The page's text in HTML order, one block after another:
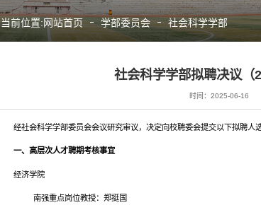
当前位置:网站首页 学部委员会 社会科学学部
社会科学学部拟聘决议（
时间：2025-06-16
经社会科学学部委员会会议研究审议，决定向校聘委会提交以下拟聘人
一、高层次人才聘期考核事宜
经济学院
南强重点岗位教授：郑挺国